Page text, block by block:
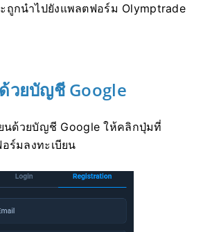
กนำไปยังแพลตฟอร์ม Olymptrade
วยบัญชี Google
ยนด้วยบัญชี Google ให้คลิกปุ่มที่
ร์มลงทะเบียน